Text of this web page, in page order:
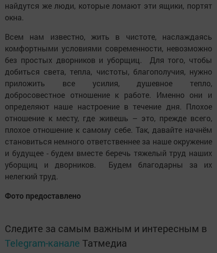
найдутся же люди, которые ломают эти ящики, портят
окна.
Всем нам известно, жить в чистоте, наслаждаясь
комфортными условиями современности, невозможно
без простых дворников и уборщиц. Для того, чтобы
добиться света, тепла, чистоты, благополучия, нужно
приложить все усилия, душевное тепло,
добросовестное отношение к работе. Именно они и
определяют наше настроение в течение дня. Плохое
отношение к месту, где живешь – это, прежде всего,
плохое отношение к самому себе. Так, давайте начнём
становиться немного ответственнее за наше окружение
и будущее - будем вместе беречь тяжелый труд наших
уборщиц и дворников. Будем благодарны за их
нелегкий труд.
Фото предоставлено
Следите за самым важным и интересным в
Telegram-канале Татмедиа